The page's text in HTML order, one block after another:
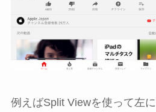
例えばSplit Viewを使って左